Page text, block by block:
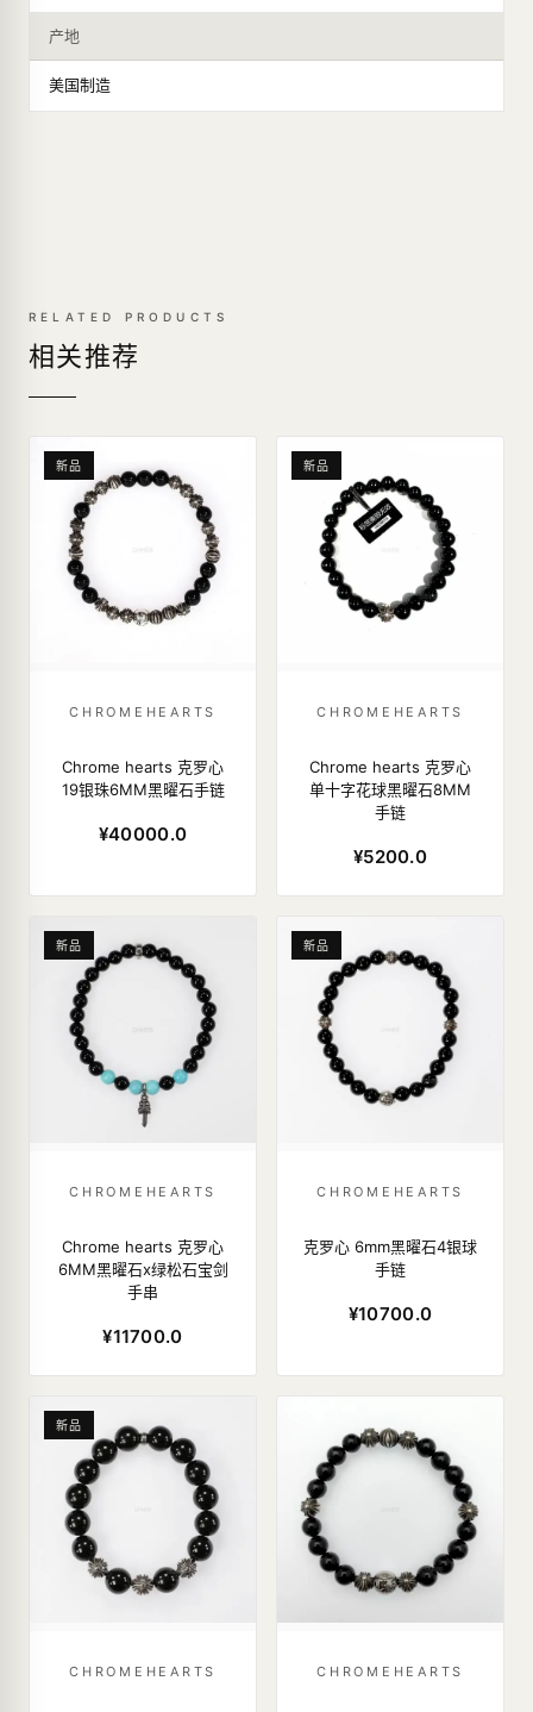
产地
美国制造
RELATED PRODUCTS
相关推荐
新品
CHROMEHEARTS
Chrome hearts 克罗心
19银珠6MM黑曜石手链
¥40000.0
新品
CHROMEHEARTS
Chrome hearts 克罗心
单十字花球黑曜石8MM
手链
¥5200.0
新品
CHROMEHEARTS
Chrome hearts 克罗心
6MM黑曜石x绿松石宝剑
手串
¥11700.0
新品
CHROMEHEARTS
克罗心 6mm黑曜石4银球
手链
¥10700.0
新品
CHROMEHEARTS CHROMEHEARTS